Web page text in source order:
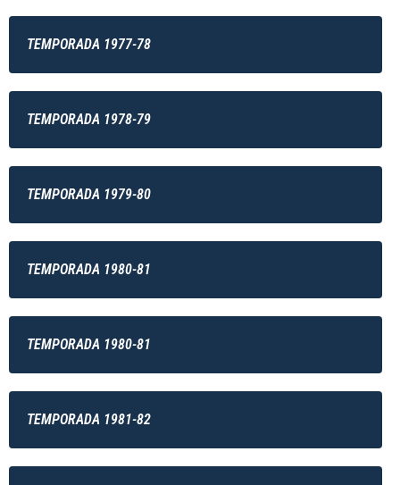
TEMPORADA 1977-78
TEMPORADA 1978-79
TEMPORADA 1979-80
TEMPORADA 1980-81
TEMPORADA 1980-81
TEMPORADA 1981-82